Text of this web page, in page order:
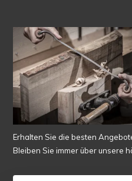
Erhalten Sie die besten
Bleiben Sie immer über unsere